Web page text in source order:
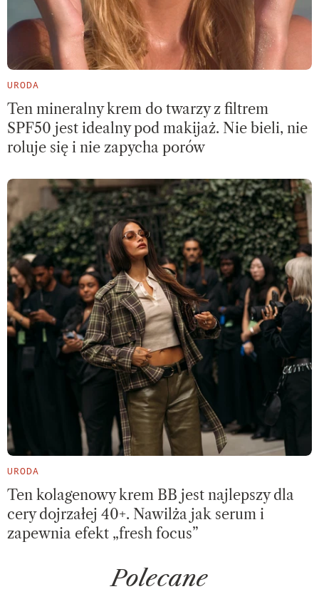
URODA
Ten mineralny krem do twarzy z filtrem
SPF50 jest idealny pod makijaż. Nie bieli, nie
roluje się i nie zapycha porów
URODA
Ten kolagenowy krem BB jest najlepszy dla
cery dojrzałej 40+. Nawilża jak serum i
zapewnia efekt „fresh focus”
Polecane